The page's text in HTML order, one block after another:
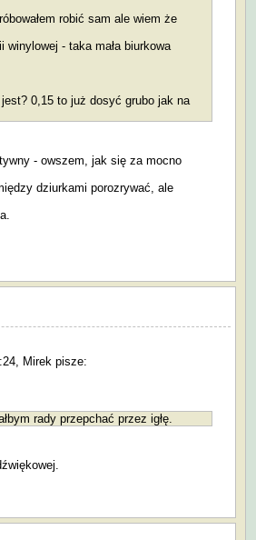
robić sam ale wiem że
winylowej - taka mała biurkowa
0,15 to już dosyć grubo jak na
- owszem, jak się za mocno
dziurkami porozrywać, ale
Mirek pisze:
rady przepchać przez igłę.